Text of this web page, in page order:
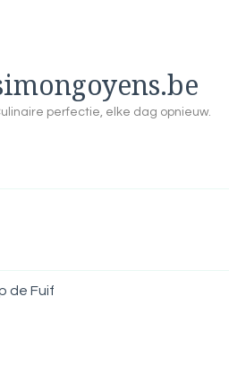
perfectie, elke dag opnieuw.
de Fuif